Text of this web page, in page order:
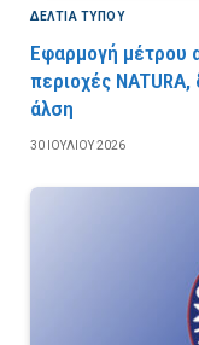
ΔΕΛΤΙΑ ΤΥΠΟΥ
Εφαρμογή μέτρου
περιοχές
άλση
30 ΙΟΥΛΊΟΥ 2026